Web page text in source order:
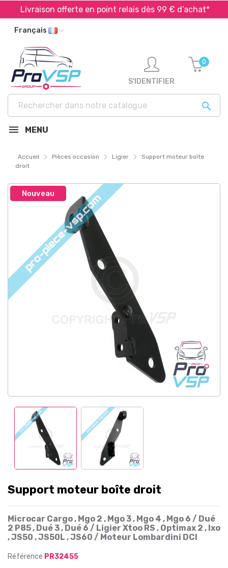
Livraison offerte en point relais dès 99 € d’achat*
Français

S'IDENTIFIER
0
MENU
Accueil Pièces occasion Ligier
Support moteur boîte
droit
Nouveau
Support moteur boîte droit
Microcar Cargo , Mgo 2 , Mgo 3 , Mgo 4 , Mgo 6 / Dué
2 P85 , Dué 3 , Dué 6 / Ligier Xtoo RS , Optimax 2 , Ixo
, JS50 , JS50L , JS60 / Moteur Lombardini DCI
Référence PR32455